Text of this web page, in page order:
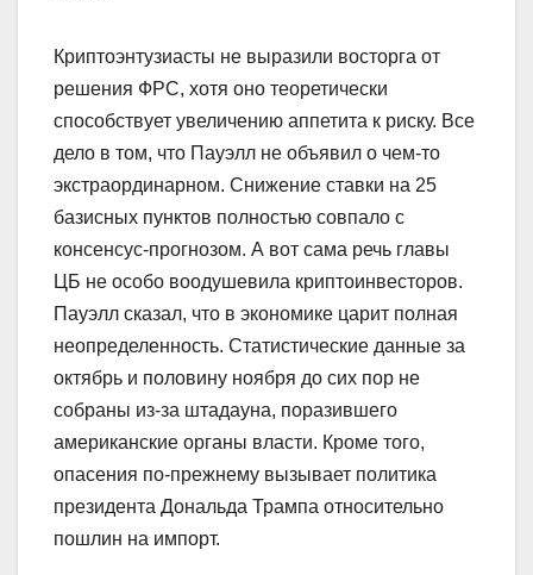
Криптоэнтузиасты не выразили восторга от
решения ФРС, хотя оно теоретически
способствует увеличению аппетита к риску. Все
дело в том, что Пауэлл не объявил о чем-то
экстраординарном. Снижение ставки на 25
базисных пунктов полностью совпало с
консенсус-прогнозом. А вот сама речь главы
ЦБ не особо воодушевила криптоинвесторов.
Пауэлл сказал, что в экономике царит полная
неопределенность. Статистические данные за
октябрь и половину ноября до сих пор не
собраны из-за штадауна, поразившего
американские органы власти. Кроме того,
опасения по-прежнему вызывает политика
президента Дональда Трампа относительно
пошлин на импорт.